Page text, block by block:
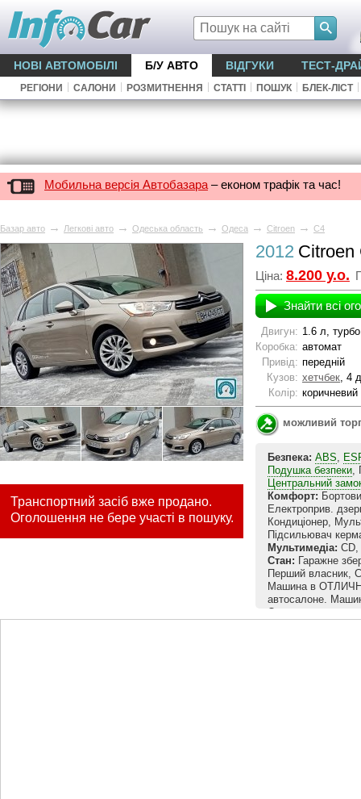
НОВІ АВТОМОБІЛІ Б/У АВТО ВІДГУКИ ТЕСТ-
РЕГІОНИ САЛОНИ РОЗМИТНЕННЯ СТАТТІ ПОШУК БЛЕК-ЛІСТ
Мобильна версія Автобазара – економ трафік та час!
Базар авто → Легкові авто → Одеська область → Одеса → Citroen → C4
Транспортний засіб вже продано.
Оголошення не бере участі в пошуку.
2012 Citroen
Ціна: 8.200 у.о.
Знайти всі
Двигун: 1.6 л,
Коробка: автомат
Привід: передній
Кузов: хетчбек, 4
Колір: коричневий
можливий торг
Безпека: ABS,
Подушка безпеки,
Центральний
Комфорт:
Електроприв.
Кондиціонер,
Підсильювач
Мультимедіа: CD,
Стан: Гаражне
Перший власник,
Машина в
автосалоне.
Обслуживался